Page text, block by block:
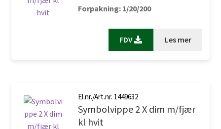
Forpakning: 1/20/200
FDV Les mer
El.nr./Art.nr. 1449632
Symbolvippe 2 X dim m/fjær
kl hvit